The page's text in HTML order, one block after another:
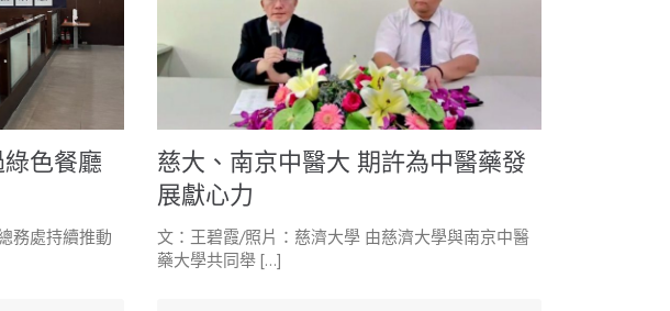
色餐廳
務處持續推動
慈大、南京中醫大 期許為中醫藥發
展獻心力
文：王碧霞/照片：慈濟大學 由慈濟大學與南京中醫
藥大學共同舉 […]